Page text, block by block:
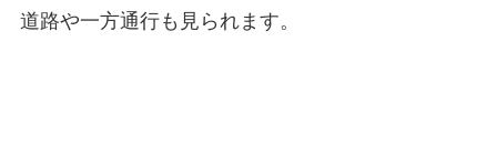
道路や一方通行も見られます。